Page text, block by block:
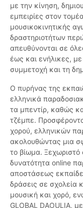
με την κίνηση,
εμπειρίες στον
μουσικοκινητικής
δραστηριοτήτων
απευθύνονται σε
έως και ενήλικες,
συμμετοχή και τη
Ο πυρήνας της
ελληνικά
τα μπεντίρ, καθώς
τζέμπε.
χορού, ελληνικών
ακολουθώντας μια
το βίωμα. Ξεχωριστό
δυνατότητα online
αποστάσεως
δράσεις σε σχολεία
μουσική και χορό,
GLOBAL DAOULIA,